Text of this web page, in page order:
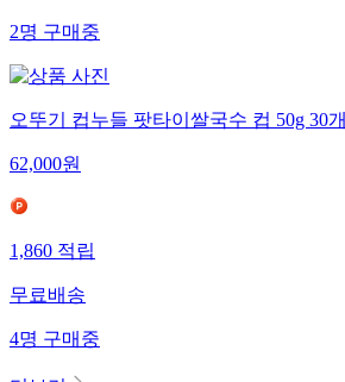
2명 구매중
오뚜기 컵누들 팟타이쌀국수 컵 50g 30개
62,000원
1,860 적립
무료배송
4명 구매중